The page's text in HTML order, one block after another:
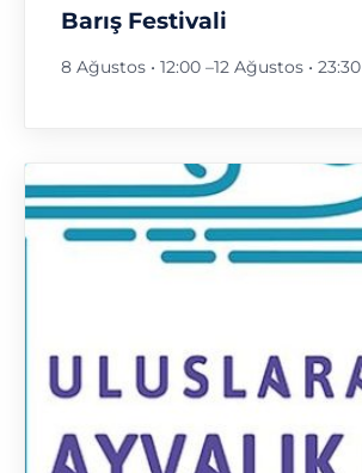
Barış Festivali
8 Ağustos • 12:00 –12 Ağustos • 23:30